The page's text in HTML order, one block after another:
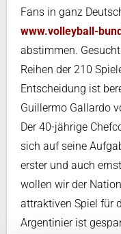
Fans in ganz
www.volleyball-
abstimmen.
Reihen der 210
Entscheidung ist
Guillermo Gallardo
Der 40-jährige
sich auf seine
erster und auch
wollen wir der
attraktiven Spiel für
Argentinier ist